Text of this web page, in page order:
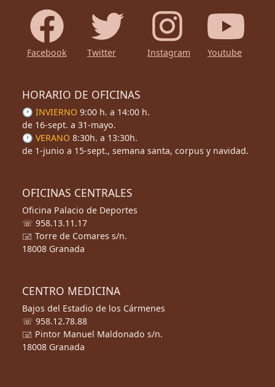
Facebook Twitter Instagram Youtube
HORARIO DE OFICINAS
🕐 INVIERNO 9:00 h. a 14:00 h.
de 16-sept. a 31-mayo.
🕐 VERANO 8:30h. a 13:30h.
de 1-junio a 15-sept., semana santa, corpus y navidad.
OFICINAS CENTRALES
Oficina Palacio de Deportes
☏ 958.13.11.17
🖃 Torre de Comares s/n.
18008 Granada
CENTRO MEDICINA
Bajos del Estadio de los Cármenes
☏ 958.12.78.88
🖃 Pintor Manuel Maldonado s/n.
18008 Granada